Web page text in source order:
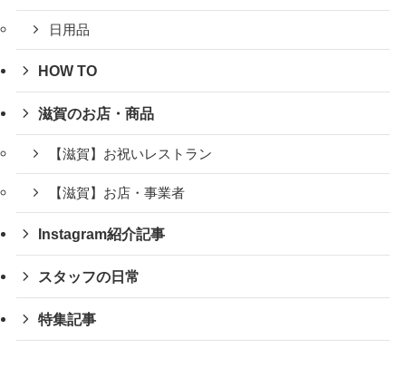
日用品
HOW TO
滋賀のお店・商品
【滋賀】お祝いレストラン
【滋賀】お店・事業者
Instagram紹介記事
スタッフの日常
特集記事